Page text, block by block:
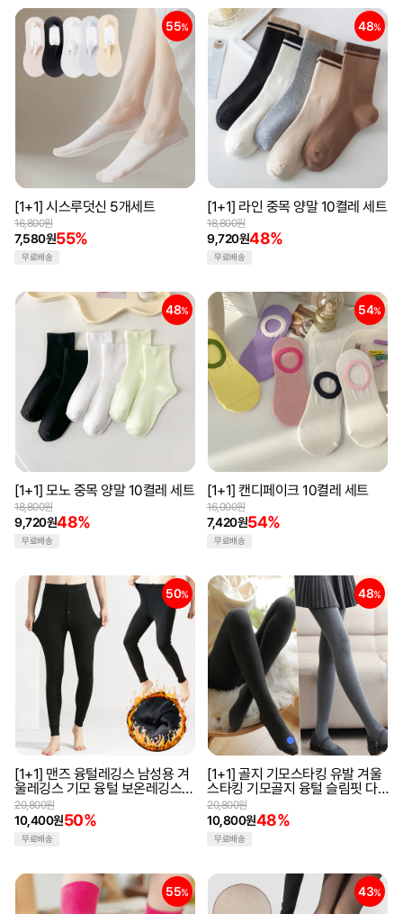
55%
[1+1] 시스루덧신 5개세트
7,580원55%
16,800원
무료배송
48%
[1+1] 라인 중목 양말 10켤레 세트
9,720원48%
18,800원
무료배송
48%
[1+1] 모노 중목 양말 10켤레 세트
9,720원48%
18,800원
무료배송
54%
[1+1] 캔디페이크 10켤레 세트
7,420원54%
16,000원
무료배송
50%
[1+1] 맨즈 융털레깅스 남성용 겨
울레깅스 기모 융털 보온레깅스
방한 타이즈 한파 이너웨어
10,400원50%
20,800원
무료배송
48%
[1+1] 골지 기모스타킹 유발 겨울
스타킹 기모골지 융털 슬림핏 다
리 군살커버 겨울타이즈 레깅스
10,800원48%
20,800원
무료배송
55% 43%